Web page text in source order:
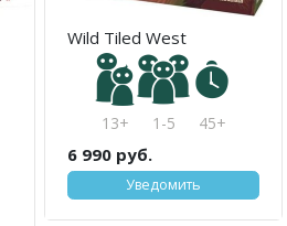
Wild Tiled West
13+ 1-5 45+
6 990 руб.
Уведомить